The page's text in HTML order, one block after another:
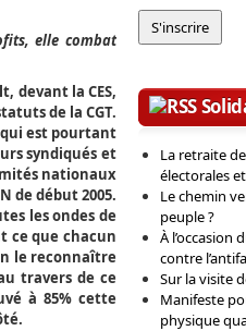
elle combat
devant la CES,
de la CGT.
est pourtant
syndiqués et
nationaux
de début 2005.
les ondes de
ce que chacun
le reconnaître
travers de ce
à 85% cette
La retraite
électorales
Le chemin
peuple ?
À l’occasion
contre
Sur la visite
Manifeste
physique